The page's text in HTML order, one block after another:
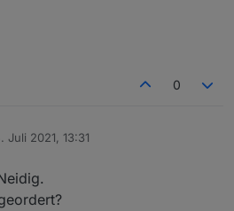
0
Juli 2021, 13:31
von